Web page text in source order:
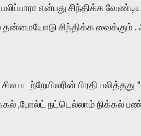
என்பது சிந்திக்க
தன்மையோடு சிந்திக்க வைக்கும்
பட ற்றேயிலரின் பிரதி பலித்தது
,போல்ட் நட்டெல்லாம் நிக்கல்